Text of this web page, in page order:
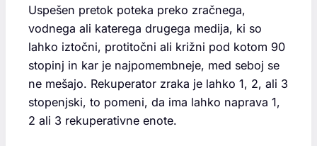
Uspešen pretok poteka preko zračnega,
vodnega ali katerega drugega medija, ki so
lahko iztočni, protitočni ali križni pod kotom 90
stopinj in kar je najpomembneje, med seboj se
ne mešajo. Rekuperator zraka je lahko 1, 2, ali 3
stopenjski, to pomeni, da ima lahko naprava 1,
2 ali 3 rekuperativne enote.